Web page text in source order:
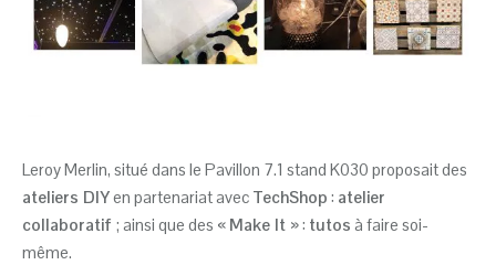
Leroy Merlin, situé dans le Pavillon 7.1 stand K030 proposait des
ateliers DIYen partenariat avec TechShop : atelier
collaboratif ; ainsi que des « Make It » : tutos à faire soi-
même.